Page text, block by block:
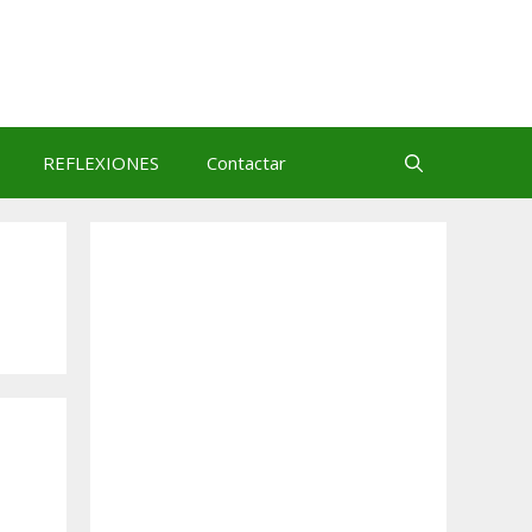
REFLEXIONES Contactar